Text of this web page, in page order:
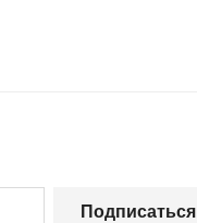
Подписаться